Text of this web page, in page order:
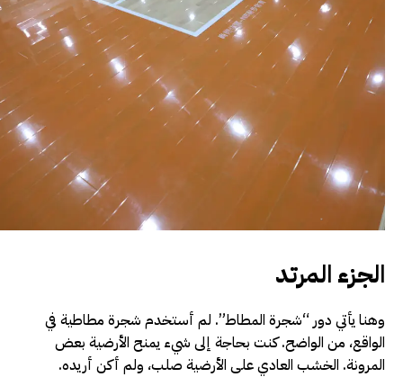
الجزء المرتد
وهنا يأتي دور “شجرة المطاط”. لم أستخدم شجرة مطاطية في
الواقع، من الواضح. كنت بحاجة إلى شيء يمنح الأرضية بعض
المرونة. الخشب العادي على الأرضية صلب، ولم أكن أريده.